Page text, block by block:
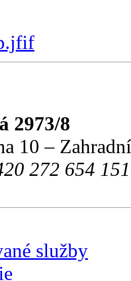
2973/8
10 –
272 654
služby